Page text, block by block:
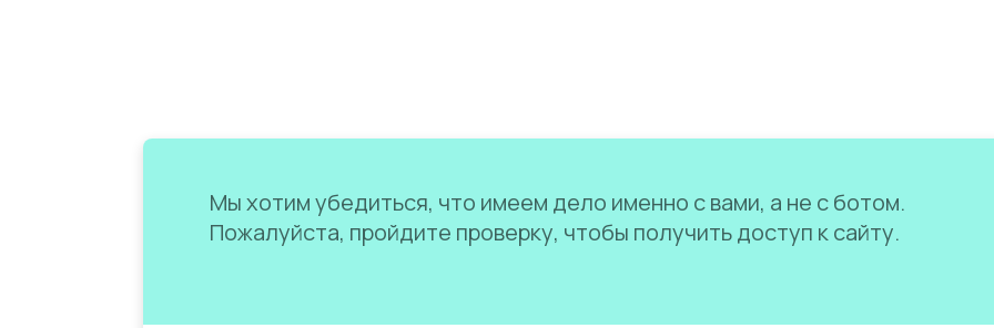
Мы хотим убедиться, что имеем дело именно с вами, а не с ботом.
Пожалуйста, пройдите проверку, чтобы получить доступ к сайту.